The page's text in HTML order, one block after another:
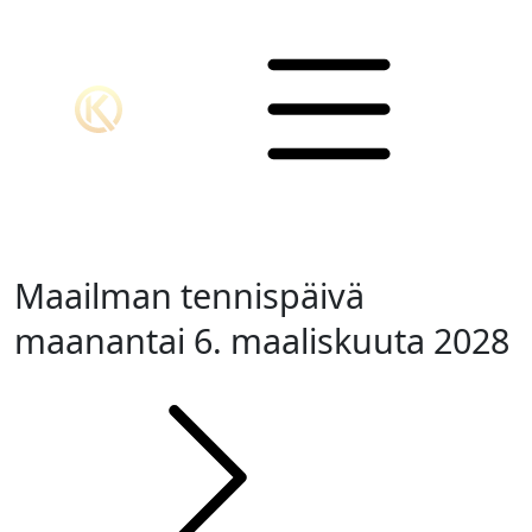
Maailman tennispäivä
maanantai 6. maaliskuuta 2028